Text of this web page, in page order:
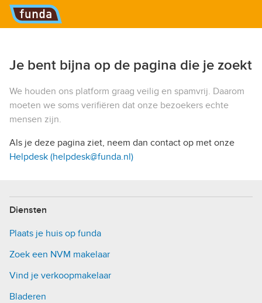
Hoofdmenu
Je bent bijna op de pagina die je zoekt
We houden ons platform graag veilig en spamvrij. Daarom
moeten we soms verifiëren dat onze bezoekers echte
mensen zijn.
Als je deze pagina ziet, neem dan contact op met onze
Helpdesk (helpdesk@funda.nl)
Diensten
Plaats je huis op funda
Zoek een NVM makelaar
Vind je verkoopmakelaar
Bladeren